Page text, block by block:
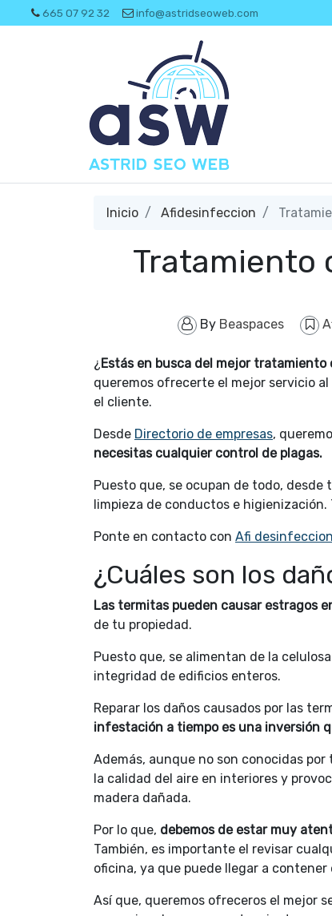
665 07 92 32 info@astridseoweb.com
Inicio Afidesinfeccion
Tratamiento
By Beaspaces
¿Estás en busca del mejor
queremos ofrecerte el mejor servicio
el cliente.
Desde Directorio de empresas,
necesitas cualquier control de plagas.
Puesto que, se ocupan de todo,
limpieza de conductos e
Ponte en contacto con Afi
¿Cuáles son los
Las termitas pueden causar estragos
de tu propiedad.
Puesto que, se alimentan de la
integridad de edificios enteros.
Reparar los daños causados por las
infestación a tiempo es una inversión
Además, aunque no son conocidas
la calidad del aire en interiores y
madera dañada.
Por lo que, debemos de estar muy
También, es importante el revisar
oficina, ya que puede llegar a
Así que, queremos ofreceros el mejor